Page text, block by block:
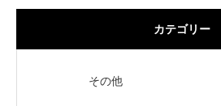
カテゴリー
その他